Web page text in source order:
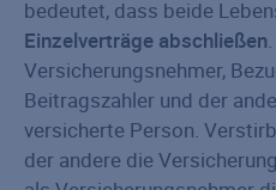
bedeutet, dass beide
Einzelverträge abschließen
Versicherungsnehmer,
Beitragszahler und der
versicherte Person.
der andere die